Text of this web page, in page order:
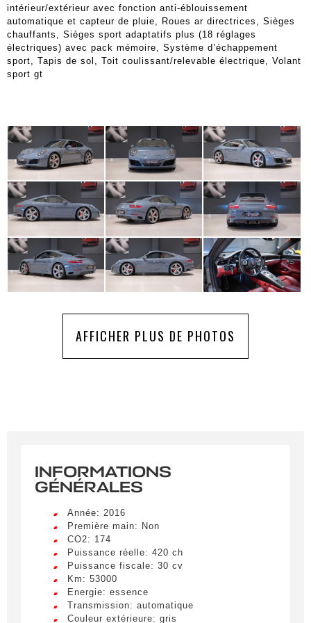
Créer une alerte
Remplissez le formulaire ci-dessous pour recevoir
une notification par e-mail dès qu’un véhicule
correspondant à vos critères sera disponible.
Civilité *
intérieur/extérieur avec fonction anti-éblouissement
automatique et capteur de pluie, Roues ar directrices, Sièges
chauffants, Sièges sport adaptatifs plus (18 réglages
électriques) avec pack mémoire, Système d’échappement
sport, Tapis de sol, Toit coulissant/relevable électrique, Volant
sport gt
AFFICHER PLUS DE PHOTOS
INFORMATIONS
GÉNÉRALES
Année: 2016
Première main: Non
CO2: 174
Puissance réelle: 420 ch
Puissance fiscale: 30 cv
Km: 53000
Energie: essence
Transmission: automatique
Couleur extérieure: gris